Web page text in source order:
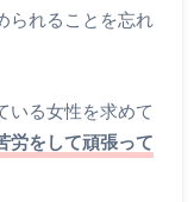
られることを忘れ
いる女性を求めて
労をして頑張って